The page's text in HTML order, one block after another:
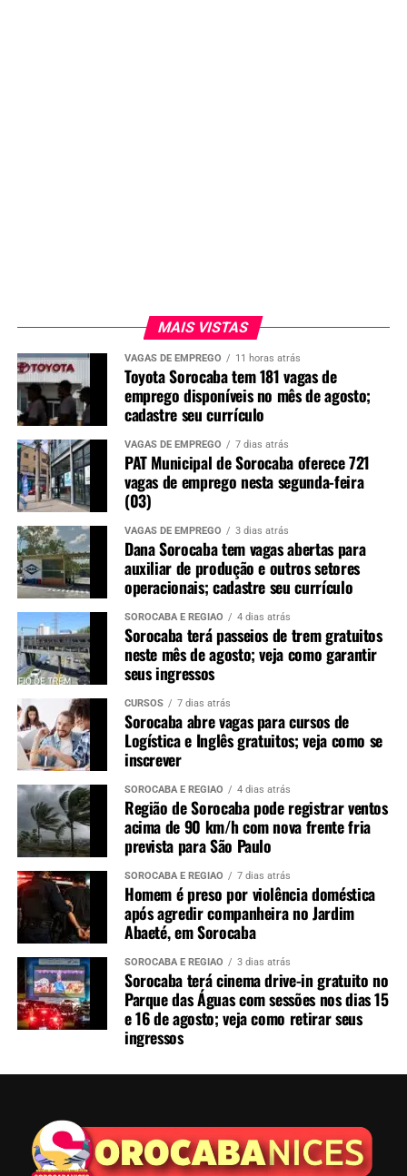
MAIS VISTAS
VAGAS DE EMPREGO 11 horas atrás
Toyota Sorocaba tem 181 vagas de
emprego disponíveis no mês de agosto;
cadastre seu currículo
VAGAS DE EMPREGO 7 dias atrás
PAT Municipal de Sorocaba oferece 721
vagas de emprego nesta segunda-feira
(03)
VAGAS DE EMPREGO 3 dias atrás
Dana Sorocaba tem vagas abertas para
auxiliar de produção e outros setores
operacionais; cadastre seu currículo
SOROCABA E REGIÃO 4 dias atrás
Sorocaba terá passeios de trem gratuitos
neste mês de agosto; veja como garantir
seus ingressos
CURSOS 7 dias atrás
Sorocaba abre vagas para cursos de
Logística e Inglês gratuitos; veja como se
inscrever
SOROCABA E REGIÃO 4 dias atrás
Região de Sorocaba pode registrar ventos
acima de 90 km/h com nova frente fria
prevista para São Paulo
SOROCABA E REGIÃO 7 dias atrás
Homem é preso por violência doméstica
após agredir companheira no Jardim
Abaeté, em Sorocaba
SOROCABA E REGIÃO 3 dias atrás
Sorocaba terá cinema drive-in gratuito no
Parque das Águas com sessões nos dias 15
e 16 de agosto; veja como retirar seus
ingressos